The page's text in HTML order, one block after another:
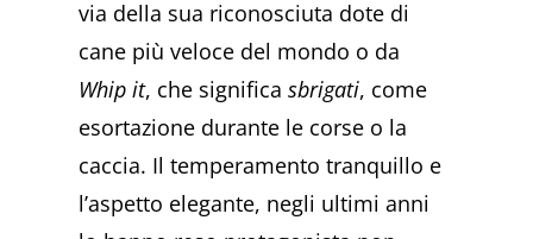
via della sua riconosciuta dote di
cane più veloce del mondo o da
Whip it, che significasbrigati, come
esortazione durante le corse o la
caccia. Il temperamento tranquillo e
l’aspetto elegante, negli ultimi anni